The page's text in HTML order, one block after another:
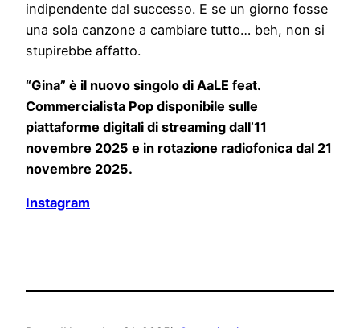
indipendente dal successo. E se un giorno fosse
una sola canzone a cambiare tutto… beh, non si
stupirebbe affatto.
“Gina” è il nuovo singolo di AaLE feat.
Commercialista Pop disponibile sulle
piattaforme digitali di streaming dall’11
novembre 2025 e in rotazione radiofonica dal 21
novembre 2025.
Instagram